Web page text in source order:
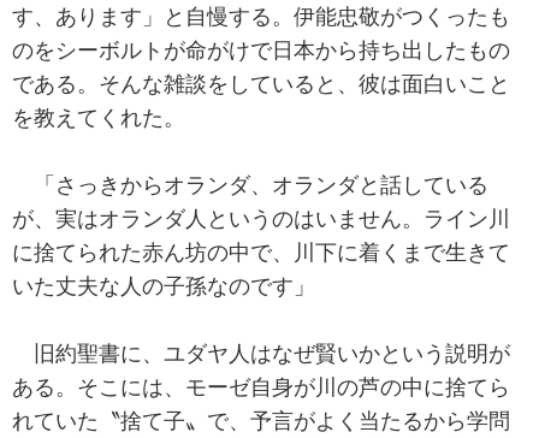
す、あります」と自慢する。伊能忠敬がつくったも
のをシーボルトが命がけで日本から持ち出したもの
である。そんな雑談をしていると、彼は面白いこと
を教えてくれた。
「さっきからオランダ、オランダと話している
が、実はオランダ人というのはいません。ライン川
に捨てられた赤ん坊の中で、川下に着くまで生きて
いた丈夫な人の子孫なのです」
旧約聖書に、ユダヤ人はなぜ賢いかという説明が
ある。そこには、モーゼ自身が川の芦の中に捨てら
れていた〝捨て子〟で、予言がよく当たるから学問